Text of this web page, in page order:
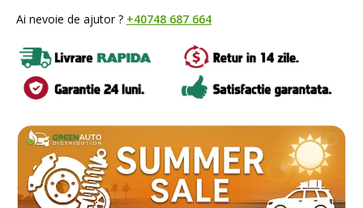
Ai nevoie de ajutor ? +40748 687 664